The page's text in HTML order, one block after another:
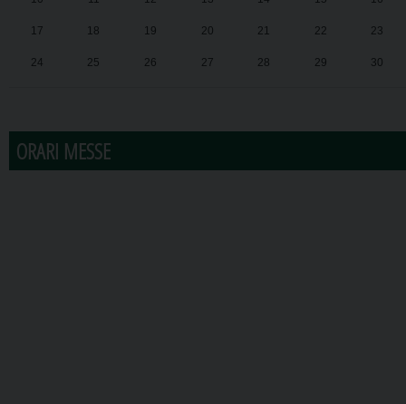
17 18 19 20 21 22 23
24 25 26 27 28 29 30
ORARI MESSE